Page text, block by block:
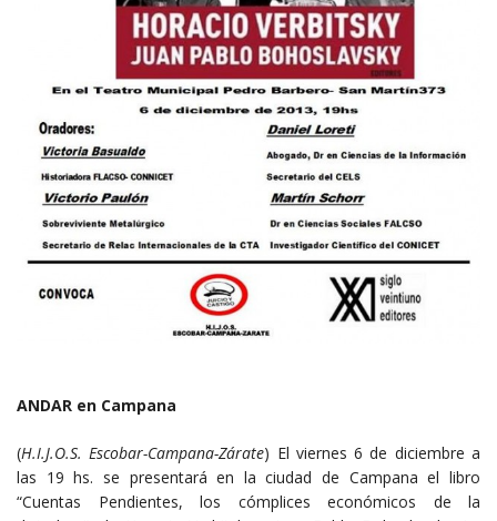
ANDAR en Campana
(H.I.J.O.S. Escobar-Campana-Zárate) El viernes 6 de diciembre a
las 19 hs. se presentará en la ciudad de Campana el libro
“Cuentas Pendientes, los cómplices económicos de la